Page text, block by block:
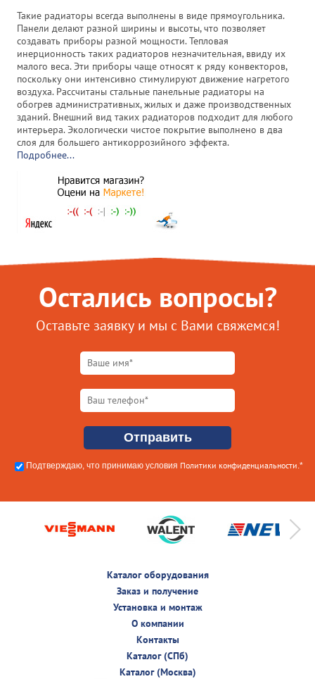
Такие радиаторы всегда выполнены в виде прямоугольника.
Панели делают разной ширины и высоты, что позволяет
создавать приборы разной мощности. Тепловая
инерционность таких радиаторов незначительная, ввиду их
малого веса. Эти приборы чаще относят к ряду конвекторов,
поскольку они интенсивно стимулируют движение нагретого
воздуха. Рассчитаны стальные панельные радиаторы на
обогрев административных, жилых и даже производственных
зданий. Внешний вид таких радиаторов подходит для любого
интерьера. Экологически чистое покрытие выполнено в два
слоя для большего антикоррозийного эффекта.
Подробнее...
Остались вопросы?
Оставьте заявку и мы с Вами свяжемся!
Подтверждаю, что принимаю условия Политики конфиденциальности.*
Каталог оборудования
Заказ и получение
Установка и монтаж
О компании
Контакты
Каталог (СПб)
Каталог (Москва)